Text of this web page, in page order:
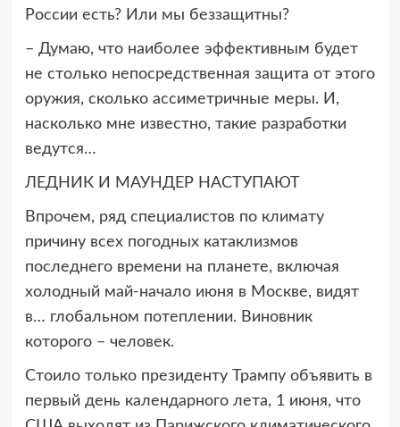
России есть? Или мы беззащитны?
– Думаю, что наиболее эффективным будет
не столько непосредственная защита от этого
оружия, сколько ассиметричные меры. И,
насколько мне известно, такие разработки
ведутся…
ЛЕДНИК И МАУНДЕР НАСТУПАЮТ
Впрочем, ряд специалистов по климату
причину всех погодных катаклизмов
последнего времени на планете, включая
холодный май-начало июня в Москве, видят
в… глобальном потеплении. Виновник
которого – человек.
Стоило только президенту Трампу объявить в
первый день календарного лета, 1 июня, что